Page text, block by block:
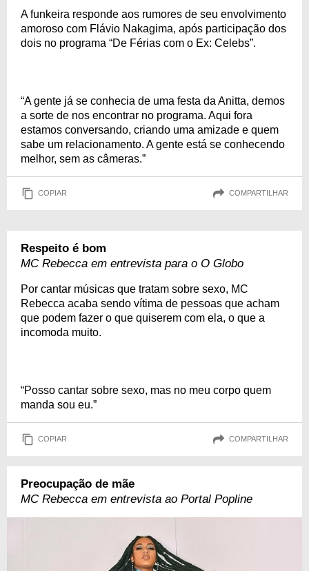
A funkeira responde aos rumores de seu envolvimento
amoroso com Flávio Nakagima, após participação dos
dois no programa “De Férias com o Ex: Celebs”.
“A gente já se conhecia de uma festa da Anitta, demos
a sorte de nos encontrar no programa. Aqui fora
estamos conversando, criando uma amizade e quem
sabe um relacionamento. A gente está se conhecendo
melhor, sem as câmeras.”
COPIAR COMPARTILHAR
Respeito é bom
MC Rebecca em entrevista para o O Globo
Por cantar músicas que tratam sobre sexo, MC
Rebecca acaba sendo vítima de pessoas que acham
que podem fazer o que quiserem com ela, o que a
incomoda muito.
“Posso cantar sobre sexo, mas no meu corpo quem
manda sou eu.”
COPIAR COMPARTILHAR
Preocupação de mãe
MC Rebecca em entrevista ao Portal Popline